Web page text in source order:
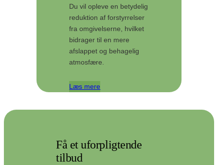
Du vil opleve en betydelig
reduktion af forstyrrelser
fra omgivelserne, hvilket
bidrager til en mere
afslappet og behagelig
atmosfære.
Læs mere
Få et uforpligtende
tilbud